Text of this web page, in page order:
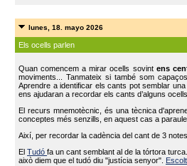
lunes, 18. mayo 2026
Els ocells parlen
Quan comencem a mirar ocells sovint ens
moviments... Tanmateix si també som
Aprendre a identificar els cants pot semblar
ens ajudaran a recordar els cants d’alguns
El recurs mnemotècnic, és una tècnica
conceptes més senzills, en aquest cas a
Així, per recordar la cadència del cant de 3
ElTudófa un cant semblant al de la tórtora
això diem que el tudó diu "justícia senyor".